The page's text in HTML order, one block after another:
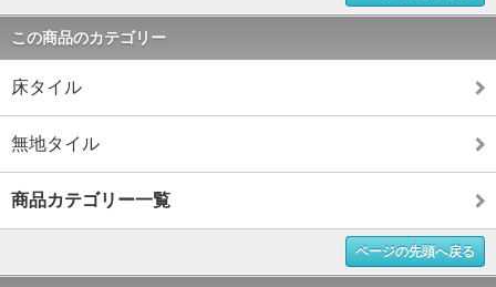
この商品のカテゴリー
床タイル
無地タイル
商品カテゴリー一覧
ページの先頭へ戻る